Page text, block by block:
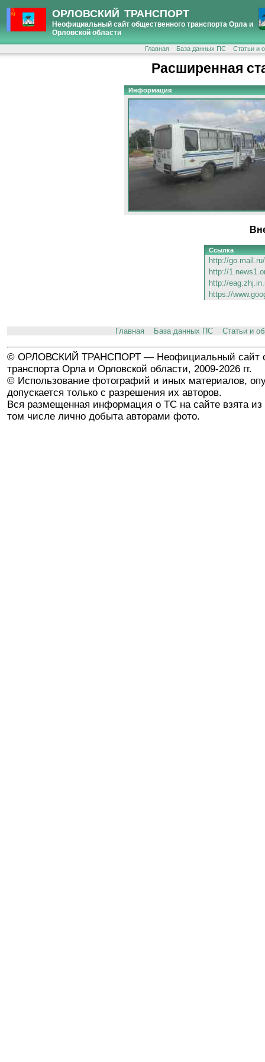
ОРЛОВСКИЙ ТРАНСПОРТ
Неофициальный сайт общественного транспорта Орла и
Орловской области
Главная База данных ПС Статьи и
Расширенная
Информация
Ссылка
http://
http://
http://
https://
Главная База данных ПС Статьи и
© ОРЛОВСКИЙ ТРАНСПОРТ — Неофициальный сайт
транспорта Орла и Орловской области, 2009-2026 гг.
© Использование фотографий и иных материалов,
допускается только с разрешения их авторов.
Вся размещенная информация о ТС на сайте взята из
том числе лично добыта авторами фото.